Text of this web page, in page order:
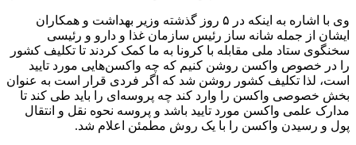
وی با اشاره به اینکه در ۵ روز گذشته وزیر بهداشت و همکاران
ایشان از جمله شانه ساز رئیس سازمان غذا و دارو و رئیسی
سخنگوی ستاد ملی مقابله با کرونا به ما کمک کردند تا تکلیف کشور
را در خصوص واکسن روشن کنیم که چه واکسن‌هایی مورد تایید
است، لذا تکلیف کشور روشن شد که اگر فردی قرار است به عنوان
بخش خصوصی واکسن را وارد کند چه پروسه‌ای را باید طی کند تا
مدارک علمی واکسن مورد تایید باشد و پروسه نحوه نقل و انتقال
پول و رسیدن واکسن را با یک روش مطمئن اعلام شد.